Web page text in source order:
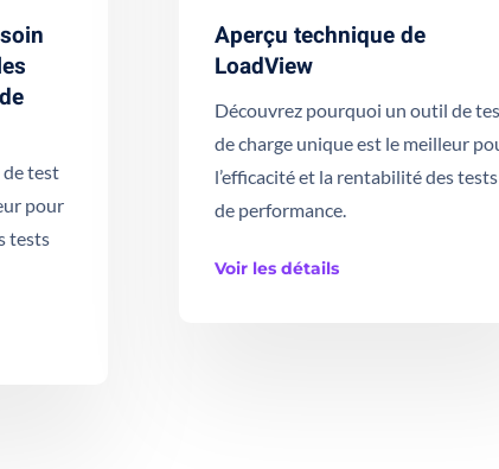
test
pour
tests
Aperçu technique de
LoadView
Découvrez pourquoi un outil de
de charge unique est le meilleur
l’efficacité et la rentabilité des tests
de performance.
Voir les détails